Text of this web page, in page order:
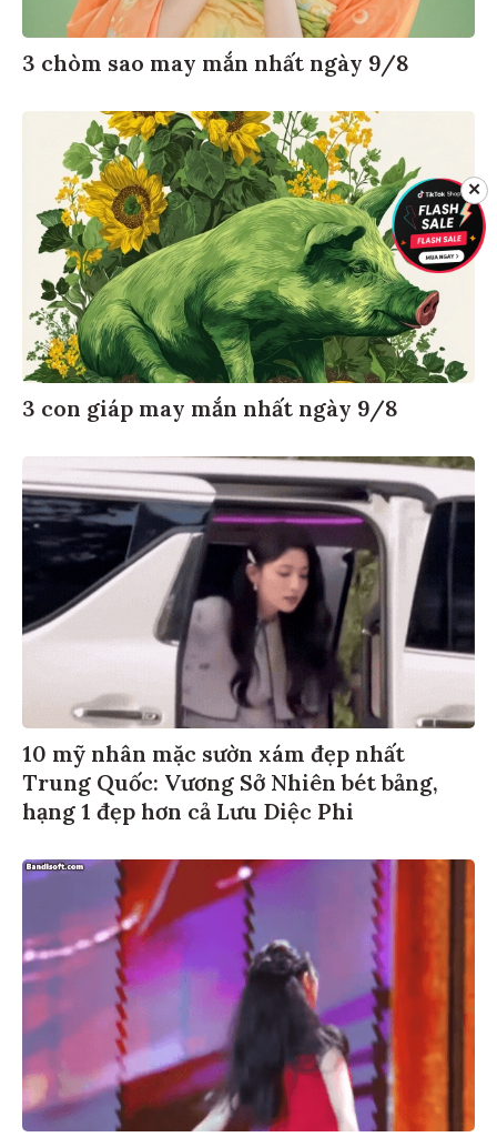
3 chòm sao may mắn nhất ngày 9/8
3 con giáp may mắn nhất ngày 9/8
10 mỹ nhân mặc sườn xám đẹp nhất
Trung Quốc: Vương Sở Nhiên bét bảng,
hạng 1 đẹp hơn cả Lưu Diệc Phi
✕